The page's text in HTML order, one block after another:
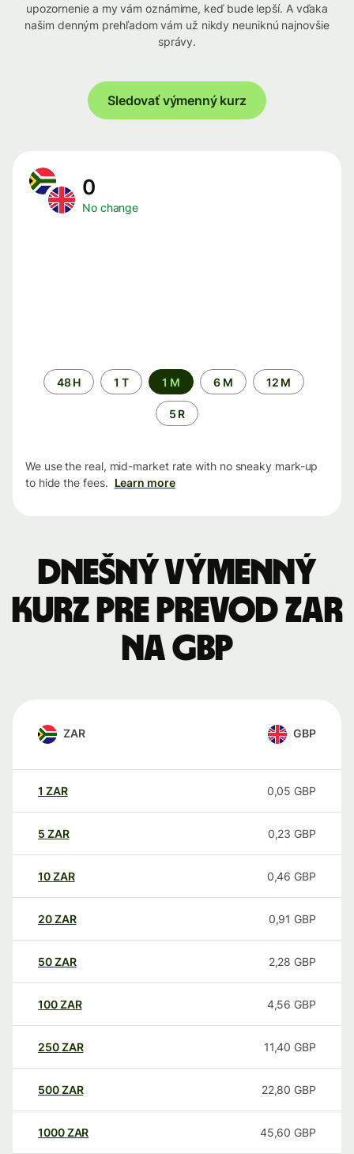
upozornenie a my vám oznámime, keď bude lepší. A vďaka
našim denným prehľadom vám už nikdy neuniknú najnovšie
správy.
Sledovať výmenný kurz
0
No change
Time
period
48 H 1 T 1 M 6 M 12 M
5 R
We use the real, mid-market rate with no sneaky mark-up
to hide the fees. Learn more
Dnešný výmenný
kurz pre prevod ZAR
na GBP
ZAR GBP
1 ZAR 0,05 GBP
5 ZAR 0,23 GBP
10ZAR 0,46 GBP
20ZAR 0,91 GBP
50ZAR 2,28 GBP
100ZAR 4,56 GBP
250ZAR 11,40 GBP
500ZAR 22,80 GBP
1000ZAR 45,60 GBP